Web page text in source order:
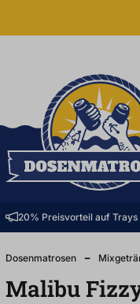
20% Preisvorteil auf Trays
Dosenmatrosen
Malibu